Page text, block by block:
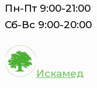
Пн-Пт 9:00-21:00
Сб-Вс 9:00-20:00
Искамед